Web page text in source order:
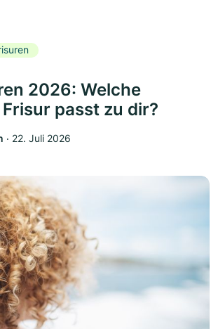
2026: Welche
passt zu dir?
‧ 22. Juli 2026